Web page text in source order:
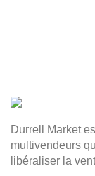
Durrell Market
multivendeurs
libéraliser la